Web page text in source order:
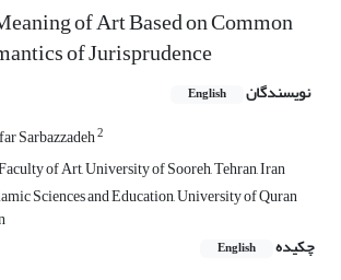
of Art Based on Common
of Jurisprudence
نویسندگان English
Sarbazzadeh2
of Art, University of Sooreh, Tehran, Iran
Sciences and Education, University of Quran
چکیده
English